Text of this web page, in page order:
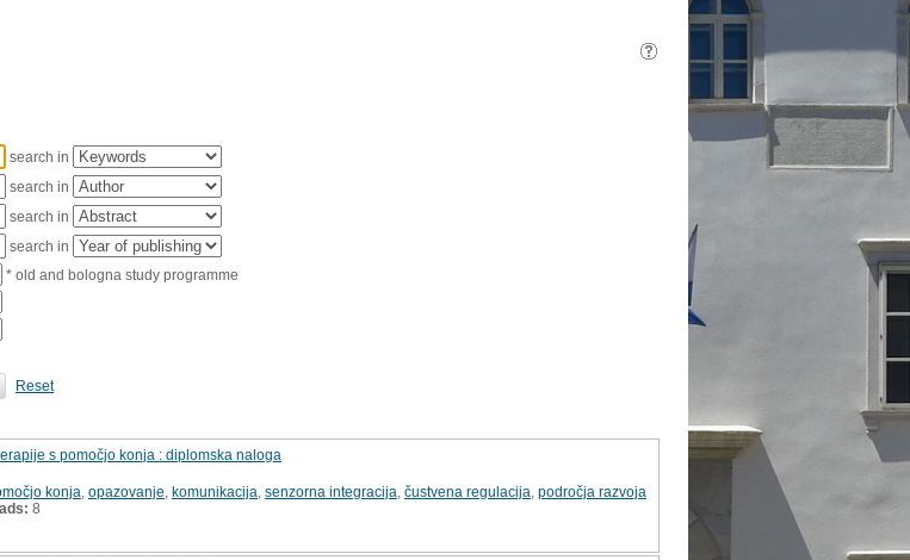
search in
search in
search in
search in
* old and bologna study programme
Reset
s pomočjo konja : diplomska naloga
konja opazovanje komunikacija senzorna integracija čustvena regulacija področja razvoja
8